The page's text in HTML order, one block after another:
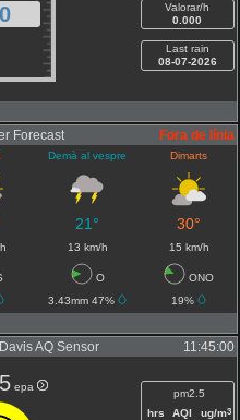
Valorar/h
0.000
Last rain
08-07-2026
Forecast Fora de línia
Demà al vespre Dimarts
21° 30°
13 km/h 15 km/h
O
ONO
3.43mm 47%
19%
AQ Sensor 11:45:00
epa
pm2.5
hrs
AQI ug/m3